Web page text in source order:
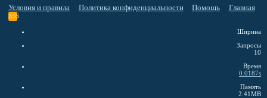
Условия и правила Политика конфиденциальности Помощь Главная
RSS
Ширина
Запросы
10
Время
0.0187s
Память
2.41MB